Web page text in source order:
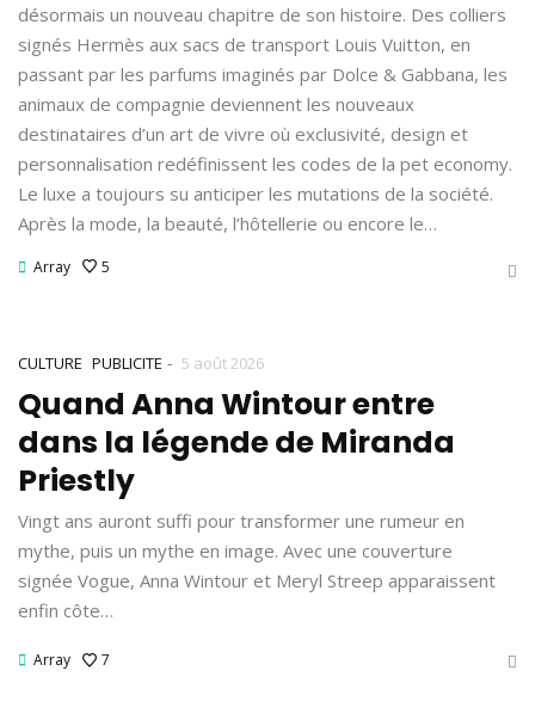
désormais un nouveau chapitre de son histoire. Des colliers
signés Hermès aux sacs de transport Louis Vuitton, en
passant par les parfums imaginés par Dolce & Gabbana, les
animaux de compagnie deviennent les nouveaux
destinataires d’un art de vivre où exclusivité, design et
personnalisation redéfinissent les codes de la pet economy.
Le luxe a toujours su anticiper les mutations de la société.
Après la mode, la beauté, l’hôtellerie ou encore le…
Array 5
CULTURE PUBLICITE - 5 août 2026
Quand Anna Wintour entre
dans la légende de Miranda
Priestly
Vingt ans auront suffi pour transformer une rumeur en
mythe, puis un mythe en image. Avec une couverture
signée Vogue, Anna Wintour et Meryl Streep apparaissent
enfin côte…
Array 7